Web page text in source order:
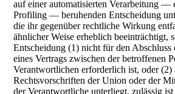
auf einer automatisierten Verarbeitung —
Profiling — beruhenden Entscheidung
die ihr gegenüber rechtliche Wirkung
ähnlicher Weise erheblich beeinträchtigt,
Entscheidung (1) nicht für den
eines Vertrags zwischen der betroffenen
Verantwortlichen erforderlich ist, oder (2)
Rechtsvorschriften der Union oder der
der Verantwortliche unterliegt, zulässig ist